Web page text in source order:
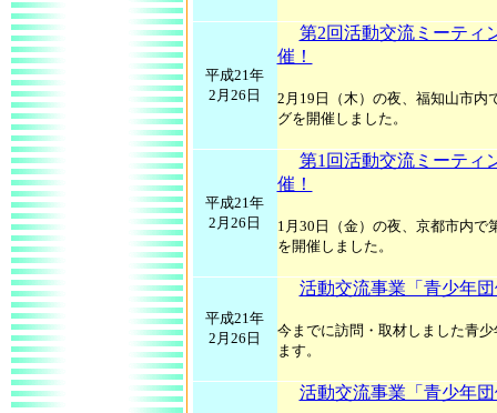
平成21年
2月26日
第2回活動交流ミーティ
催！
2月19日（木）の夜、福知山市内
グを開催しました。
平成21年
2月26日
第1回活動交流ミーティ
催！
1月30日（金）の夜、京都市内で
を開催しました。
平成21年
2月26日
活動交流事業「青少年
今までに訪問・取材しました青
ます。
活動交流事業「青少年